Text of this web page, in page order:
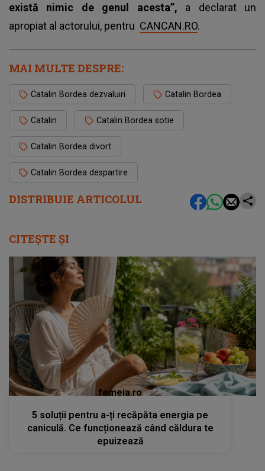
DISTRIBUIE ARTICOLUL
există nimic de genul acesta”, a declarat un
apropiat al actorului, pentru CANCAN.RO.
MAI MULTE DESPRE:
Catalin Bordea dezvaluiri Catalin Bordea
Catalin Catalin Bordea sotie
Catalin Bordea divort
Catalin Bordea despartire
CITEȘTE ȘI
femeia.ro
5 soluții pentru a-ți recăpăta energia pe
caniculă. Ce funcționează când căldura te
epuizează